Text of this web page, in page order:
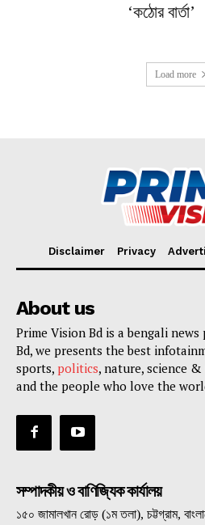
‘কঠোর বার্তা’
Load more
Disclaimer Privacy
About us
Prime Vision Bd is a bengali
Bd, we presents the best
sports, politics, nature, science
and the people who love the
সম্পাদকীয় ও বাণিজ্যিক কার্যালয়
১৫০ জামালখান রোড় (১ম তলা), চট্টগ্রাম,